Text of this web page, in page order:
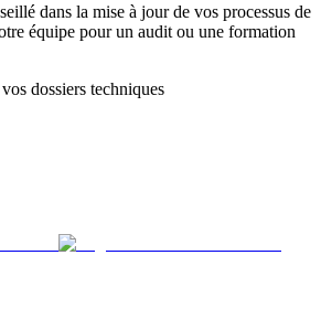
dans la mise à jour de vos processus de
équipe pour un audit ou une formation
dossiers techniques